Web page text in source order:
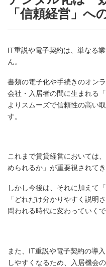
「信頼経営」へ
IT重説や電子契約は、単なる
ん。
書類の電子化や手続きのオン
会社・入居者の間に生まれる
よりスムーズで信頼性の高い
す。
これまで賃貸経営においては
められるか」が重要視されてき
しかし今後は、それに加えて
「どれだけ分かりやすく説明
問われる時代に変わっていくで
また、IT重説や電子契約の導
しやすくなるため、入居機会